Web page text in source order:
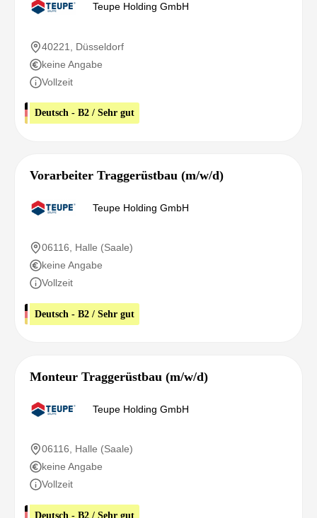
Teupe Holding GmbH
40221, Düsseldorf
keine Angabe
Vollzeit
Deutsch - B2 / Sehr gut
Vorarbeiter Traggerüstbau (m/w/d)
Teupe Holding GmbH
06116, Halle (Saale)
keine Angabe
Vollzeit
Deutsch - B2 / Sehr gut
Monteur Traggerüstbau (m/w/d)
Teupe Holding GmbH
06116, Halle (Saale)
keine Angabe
Vollzeit
Deutsch - B2 / Sehr gut